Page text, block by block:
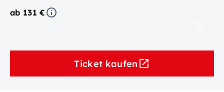
ab 131 €
Ticket kaufen